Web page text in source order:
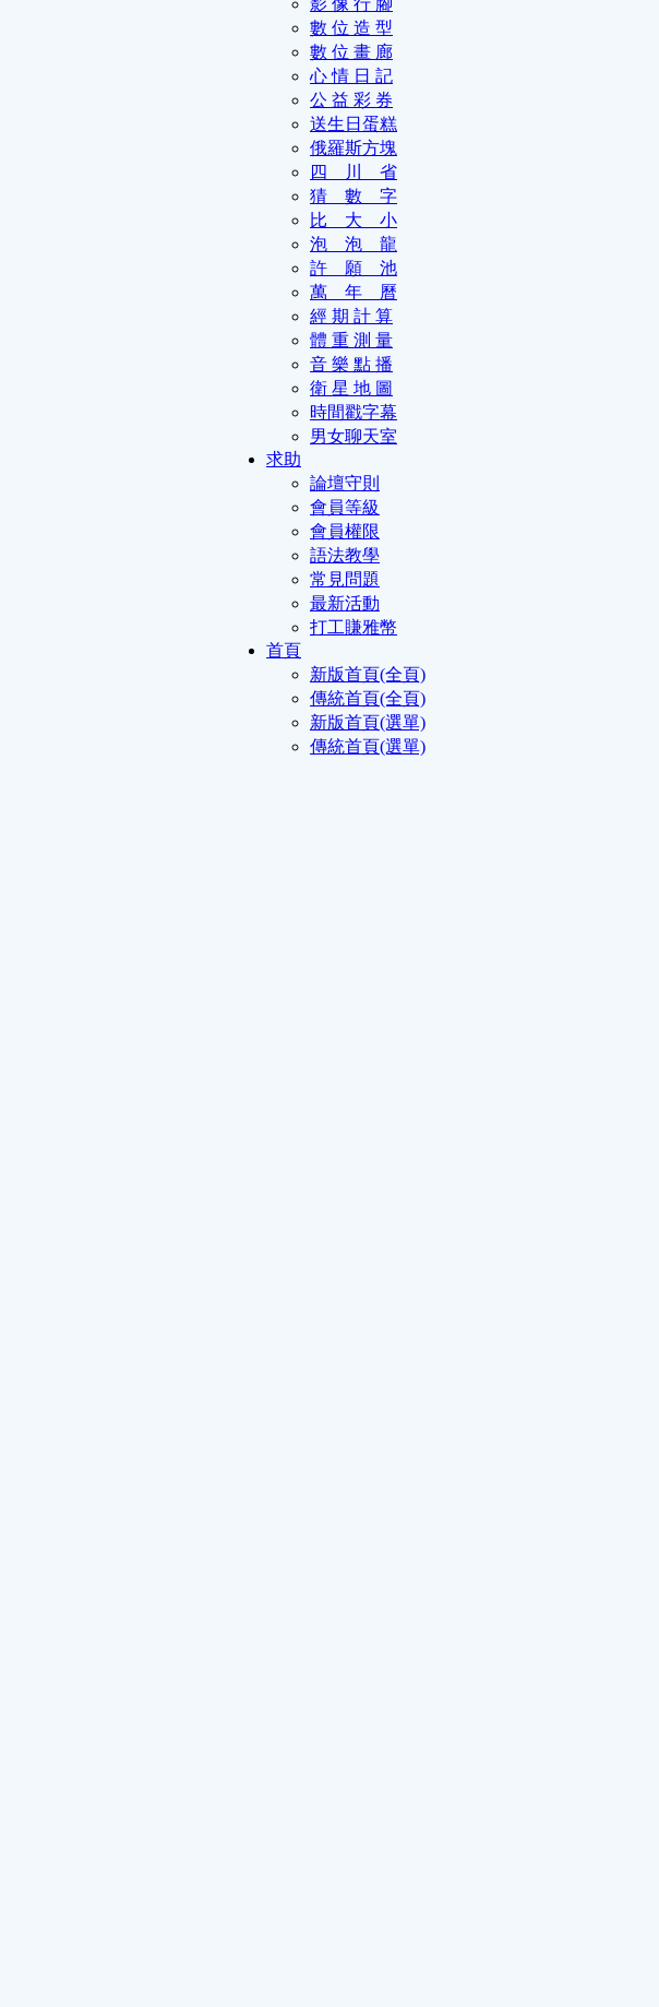
影 像 行 腳
數 位 造 型
數 位 畫 廊
心 情 日 記
公 益 彩 券
送生日蛋糕
俄羅斯方塊
四 川 省
猜 數 字
比 大 小
泡 泡 龍
許 願 池
萬 年 曆
經 期 計 算
體 重 測 量
音 樂 點 播
衛 星 地 圖
時間戳字幕
男女聊天室
求助
論壇守則
會員等級
會員權限
語法教學
常見問題
最新活動
打工賺雅幣
首頁
新版首頁(全頁)
傳統首頁(全頁)
新版首頁(選單)
傳統首頁(選單)